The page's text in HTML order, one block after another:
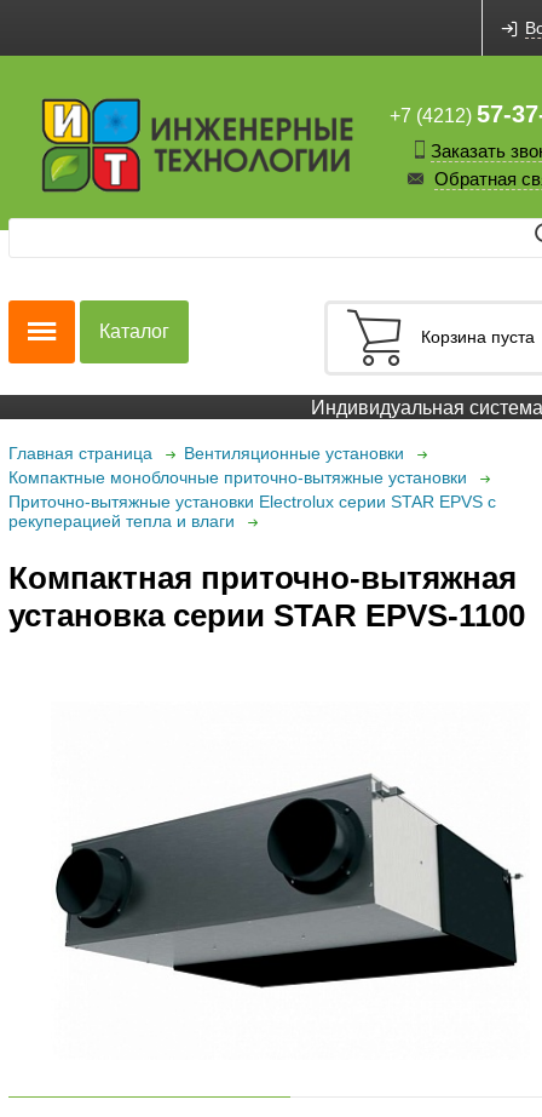
+7 (4212) 57-
Заказать
Обратная
Корзина пуста
Каталог
Индивидуальная система
Главная страница
Вентиляционные установки
Компактные моноблочные приточно-вытяжные установки
Приточно-вытяжные установки Electrolux серии STAR EPVS с
рекуперацией тепла и влаги
Компактная приточно-вытяжная
установка серии STAR EPVS-1100